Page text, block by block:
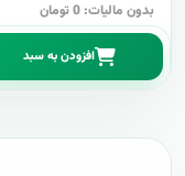
بدون مالیات: 0 تومان
افزودن به سبد